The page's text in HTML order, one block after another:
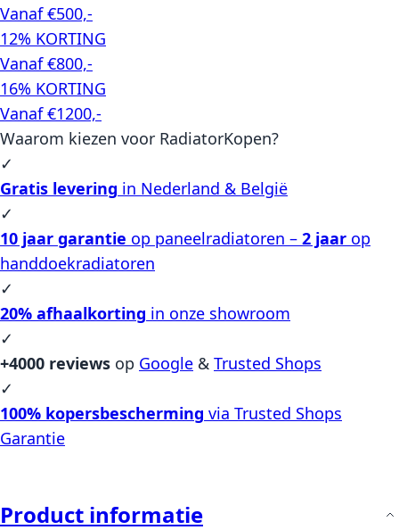
Vanaf €500,-
12% KORTING
Vanaf €800,-
16% KORTING
Vanaf €1200,-
Waarom kiezen voor RadiatorKopen?
✓
Gratis levering in Nederland & België
✓
10 jaar garantie op paneelradiatoren – 2 jaar op
handdoekradiatoren
✓
20% afhaalkorting in onze showroom
✓
+4000 reviews op Google & Trusted Shops
✓
100% kopersbescherming via Trusted Shops
Garantie
Product informatie